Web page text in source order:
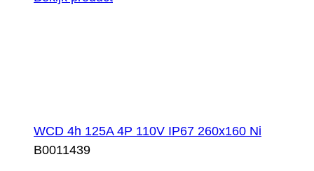
WCD 4h 125A 4P 110V IP67 260x160 Ni
B0011439